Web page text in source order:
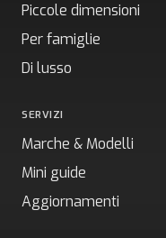
Piccole dimensioni
Per famiglie
Di lusso
SERVIZI
Marche & Modelli
Mini guide
Aggiornamenti